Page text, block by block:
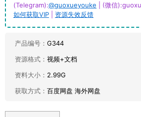
(Telegram):@guoxueyouke | (微信
如何获取VIP
资源失效反馈
产品编号： G344
资源格式： 视频+文档
资料大小： 2.99G
获取方式： 百度网盘 海外网盘